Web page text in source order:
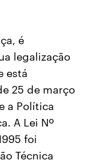
é
legalização
está
25 de março
a Política
A Lei Nº
foi
Técnica